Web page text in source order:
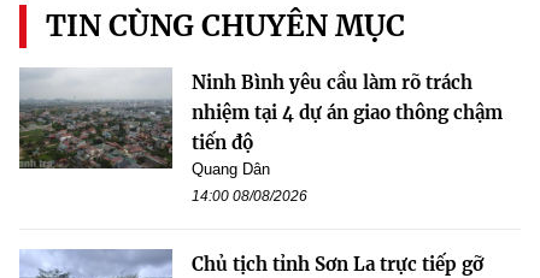
TIN CÙNG CHUYÊN MỤC
Ninh Bình yêu cầu làm rõ trách
nhiệm tại 4 dự án giao thông chậm
tiến độ
Quang Dân
14:00 08/08/2026
Chủ tịch tỉnh Sơn La trực tiếp gỡ